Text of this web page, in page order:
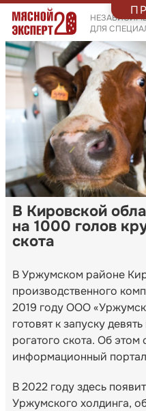
ДЛЯ
В Кировской
на 1000 голов
скота
В Уржумском районе
производственного
2019 году ООО
готовят к запуску
рогатого скота. Об
информационный
В 2022 году здесь
Уржумского холдинга,